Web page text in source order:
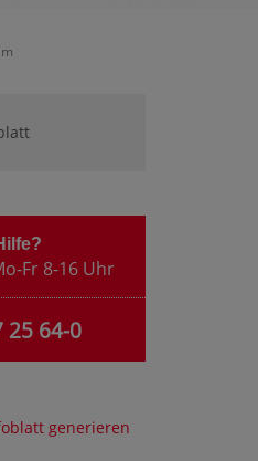
Fr 8-16 Uhr
64-0
generieren